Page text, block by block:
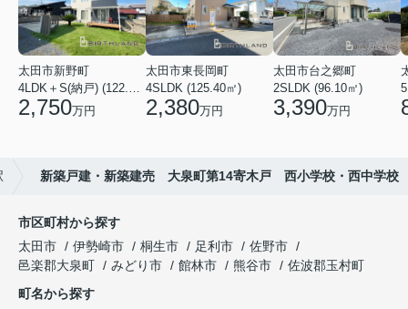
太田市新野町
4LDK＋S(納戸) (122.55㎡)
2,750万円
太田市東長岡町
4SLDK (125.40㎡)
2,380万円
太田市台之郷町
2SLDK (96.10㎡)
3,390万円
新築戸建・新築建売 大泉町第14寄木戸 西小学校・西中学校
市区町村から探す
太田市
伊勢崎市 桐生市 足利市
佐野市
邑楽郡大泉町
みどり市 館林市 熊谷市
佐波郡玉村町
町名から探す